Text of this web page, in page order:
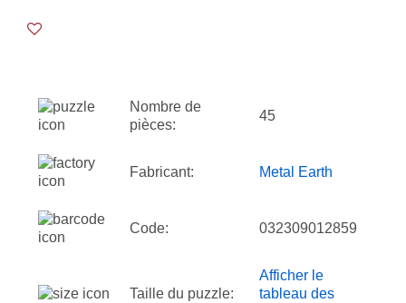
Nombre de
pièces:
45
Fabricant: Metal Earth
Code: 032309012859
Taille du puzzle:
Afficher le
tableau des